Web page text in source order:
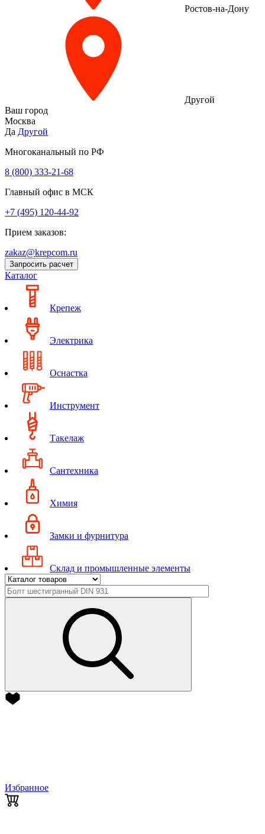
Ростов-на-Дону
Другой
Ваш город
Москва
Да Другой
Многоканальный по РФ
8 (800) 333‑21-68
Главный офис в МСК
+7 (495) 120-44-92
Прием заказов:
zakaz@krepcom.ru
Запросить расчет
Каталог
Крепеж
Электрика
Оснастка
Инструмент
Такелаж
Сантехника
Химия
Замки и фурнитура
Склад и промышленные элементы
Избранное